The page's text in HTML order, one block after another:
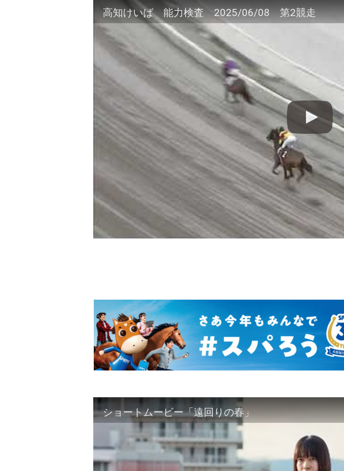
高知けいば 能力検査 2025/06/08 第2競走
ショートムービー「遠回りの春」